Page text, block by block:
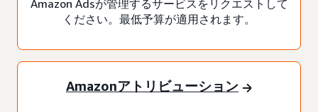
Amazon Adsが管理するサービスをリクエストして
ください。最低予算が適用されます。
Amazonアトリビューション